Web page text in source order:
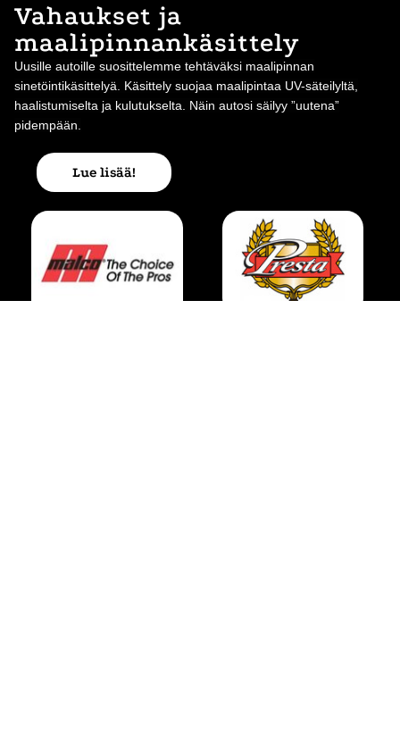
Vahaukset ja
maalipinnankäsittely
Uusille autoille suosittelemme tehtäväksi maalipinnan
sinetöintikäsittelyä. Käsittely suojaa maalipintaa UV-säteilyltä,
haalistumiselta ja kulutukselta. Näin autosi säilyy ”uutena”
pidempään.
Lue lisää!